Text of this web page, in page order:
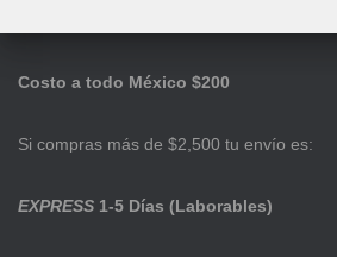
Costo a todo México $200
Si compras más de $2,500 tu envío es:
EXPRESS 1-5 Días (Laborables)